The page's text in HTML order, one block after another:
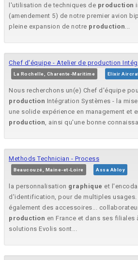
l'utilisation de techniques de production
(amendement 5) de notre premier avion
pleine expansion de notre production...
Chef d'équipe - Atelier de production
La Rochelle, Charente-Maritime Elixir
Nous recherchons un(e) Chef d'équipe
production Intégration Systèmes - la
une solide expérience en management et
production, ainsi qu'une bonne
Methods Technician - Process
Beaucouzé, Maine-et-Loire Assa Abloy
la personnalisation graphique et
d'identification, pour de multiples
également des accessoires...
production en France et dans ses filiales
solutions Evolis sont...